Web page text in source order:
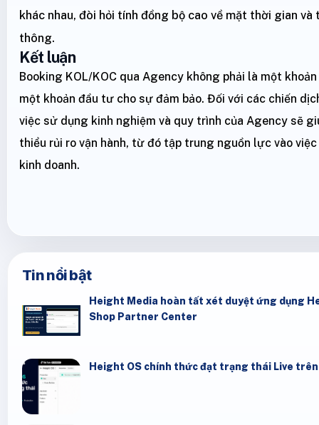
khác nhau, đòi hỏi tính đồng bộ cao về mặt thời gian
thông.
Kết luận
Booking KOL/KOC qua Agency không phải là một
một khoản đầu tư cho sự đảm bảo. Đối với các chiến
việc sử dụng kinh nghiệm và quy trình của Agency sẽ
thiểu rủi ro vận hành, từ đó tập trung nguồn lực vào
kinh doanh.
Tin nổi bật
Height Media hoàn tất xét duyệt ứng dụng
Shop Partner Center
Height OS chính thức đạt trạng thái Live